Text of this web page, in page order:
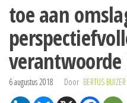
toe aan
6 augustus 2018 Door BERTUS BUIZER